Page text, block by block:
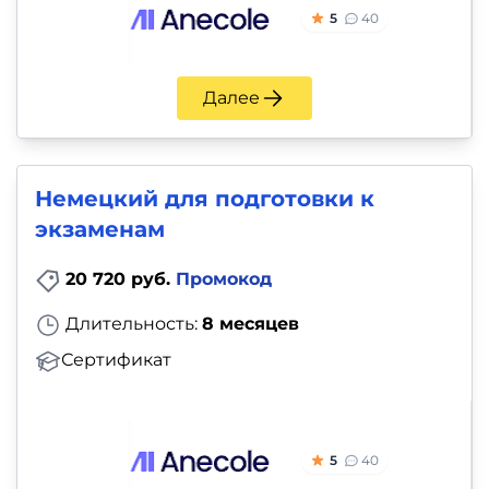
5 40
Далее
Немецкий для подготовки к
экзаменам
20 720 руб. Промокод
Длительность: 8 месяцев
Сертификат
5 40